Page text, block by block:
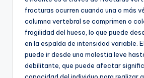
fracturas ocurren cuando una o más
columna vertebral se comprimen o
fragilidad del hueso, lo que puede
en la espalda de intensidad variable. El
puede ir desde una molestia leve
debilitante, que puede afectar
capacidad del individuo para realizar